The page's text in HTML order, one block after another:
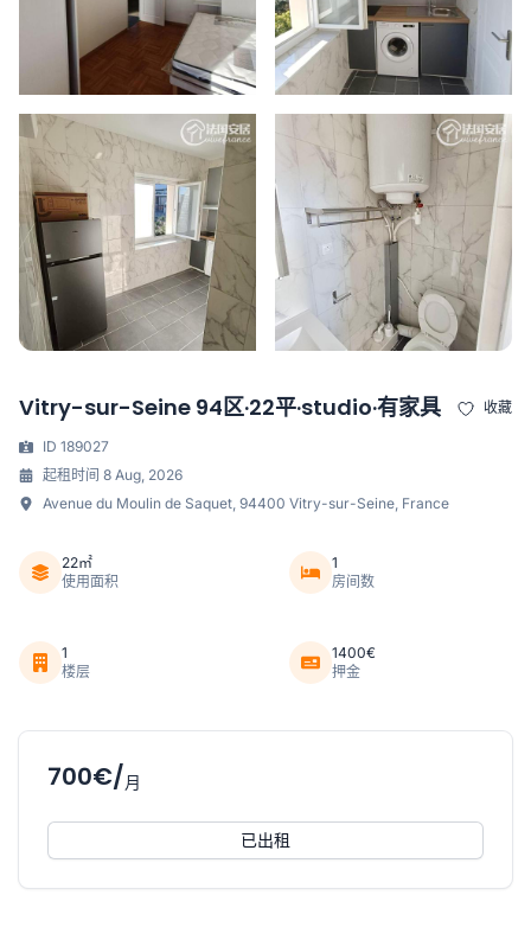
Vitry-sur-Seine 94区·22平·studio·有家具 收藏
ID 189027
起租时间 8 Aug, 2026
Avenue du Moulin de Saquet, 94400 Vitry-sur-Seine, France
22㎡
使用面积
1
房间数
1
楼层
1400€
押金
700€/月
已出租